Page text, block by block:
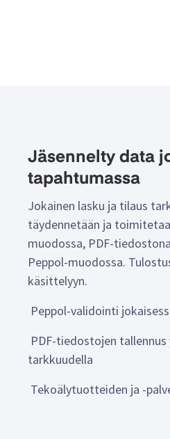
Jäsennelty data
tapahtumassa
Jokainen lasku ja tilaus
täydennetään ja
muodossa, PDF-
Peppol-muodossa.
käsittelyyn.
Peppol-validointi
PDF-tiedostojen tallennus
tarkkuudella
Tekoälytuotteiden ja -